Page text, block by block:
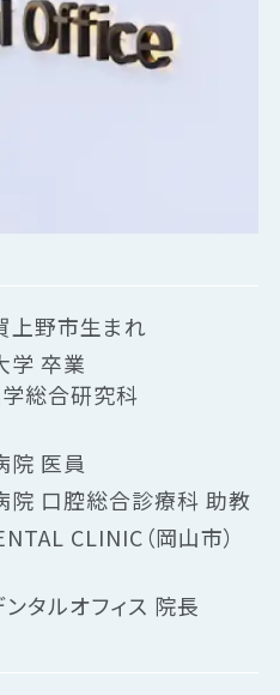
野市生まれ
卒業
総合研究科
医員
口腔総合診療科 助教
CLINIC（岡山市）
タルオフィス 院長